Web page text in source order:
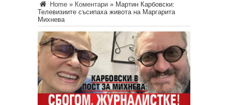
Home » Коментари » Мартин Карбовски:
Телевизиите съсипаха живота на Маргарита
Михнева